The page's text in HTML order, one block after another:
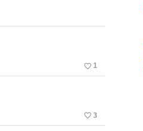
favorite_border 1
favorite_border 3